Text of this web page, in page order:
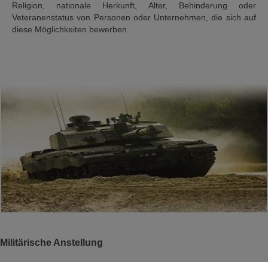
Religion, nationale Herkunft, Alter, Behinderung oder
Veteranenstatus von Personen oder Unternehmen, die sich auf
diese Möglichkeiten bewerben.
Militärische Anstellung